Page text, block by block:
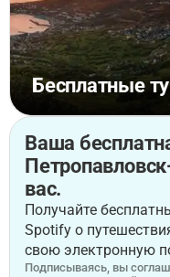
Бесплатные
Ваша
вас.
Получайте
Spotify о
свою электронную
Подписываясь, вы